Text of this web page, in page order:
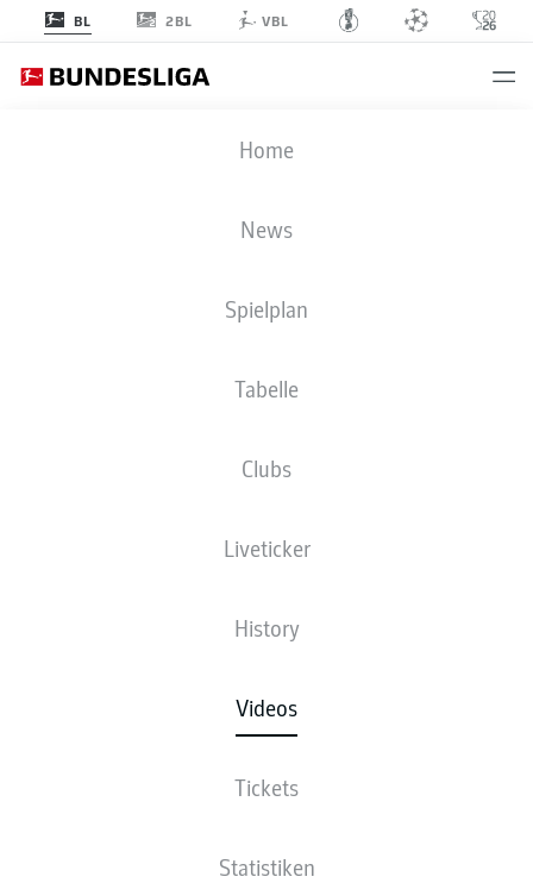
BL 2BL VBL
Home
News
Spielplan
Tabelle
Clubs
Liveticker
History
Videos
Tickets
Statistiken
ZURÜCK ZUR VIDEO ÜBERSICHT
Günter Netzer über den Start der Rückrunde, Bayern